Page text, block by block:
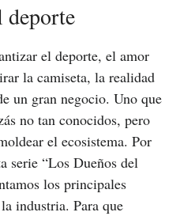
deporte
el deporte, el amor
la camiseta, la realidad
un gran negocio. Uno que
no tan conocidos, pero
el ecosistema. Por
serie “Los Dueños del
los principales
industria. Para que